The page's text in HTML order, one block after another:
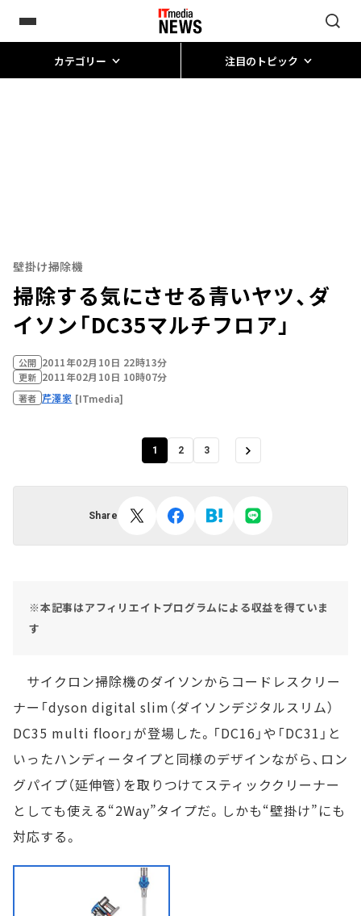
カテゴリー 注目のトピック
壁掛け掃除機
掃除する気にさせる青いヤツ、ダ
イソン「DC35マルチフロア」
公開 2011年02月10日 22時13分
更新 2011年02月10日 10時07分
著者 芹澤家 [ITmedia]
1 2 3
Share
※本記事はアフィリエイトプログラムによる収益を得ていま
す
サイクロン掃除機のダイソンからコードレスクリー
ナー「dyson digital slim（ダイソンデジタルスリム）
DC35 multi floor」が登場した。「DC16」や「DC31」と
いったハンディータイプと同様のデザインながら、ロン
グパイプ（延伸管）を取りつけてスティッククリーナー
としても使える“2Way”タイプだ。しかも“壁掛け”にも
対応する。